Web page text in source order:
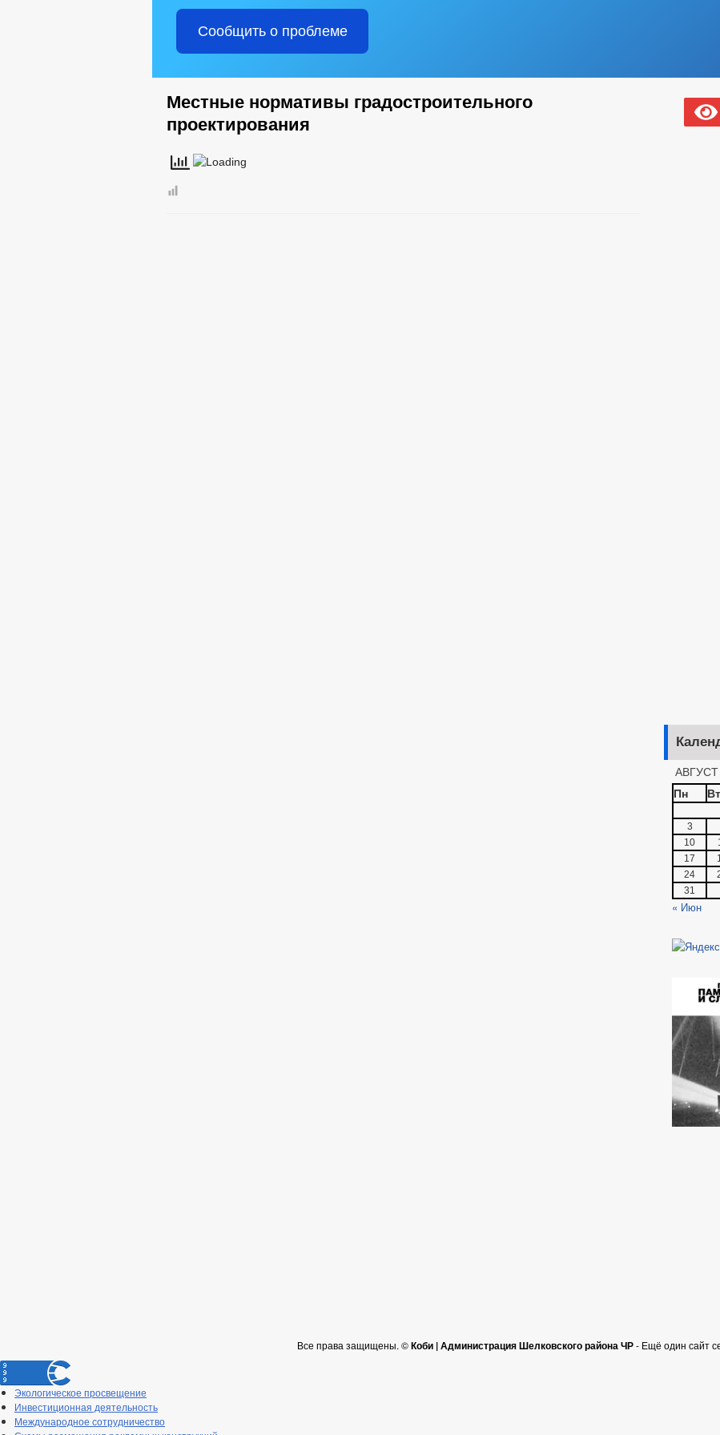
Сообщить о проблеме
Местные нормативы градостроительного
проектирования
АВГУСТ
Пн
Вт
3
10
17
24
31
« Июн
Все права защищены. ©Коби | Администрация Шелковского района ЧР- Ещё один сайт
Экологическое просвещение
Инвестиционная деятельность
Международное сотрудничество